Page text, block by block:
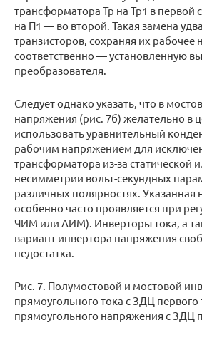
трансформатора Тр на Тр1 в первой
на П1 — во второй. Такая замена
транзисторов, сохраняя их рабочее
соответственно — установленную
преобразователя.
Следует однако указать, что в
напряжения (рис. 7б) желательно в
использовать уравнительный
рабочим напряжением для
трансформатора из-за статической
несимметрии вольт-секундных
различных полярностях. Указанная
особенно часто проявляется при
ЧИМ или АИМ). Инверторы тока, а
вариант инвертора напряжения
недостатка.
Рис. 7. Полумостовой и мостовой
прямоугольного тока с ЗДЦ первого
прямоугольного напряжения с ЗДЦ